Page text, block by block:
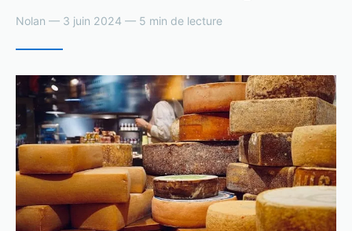
Nolan — 3 juin 2024 — 5 min de lecture